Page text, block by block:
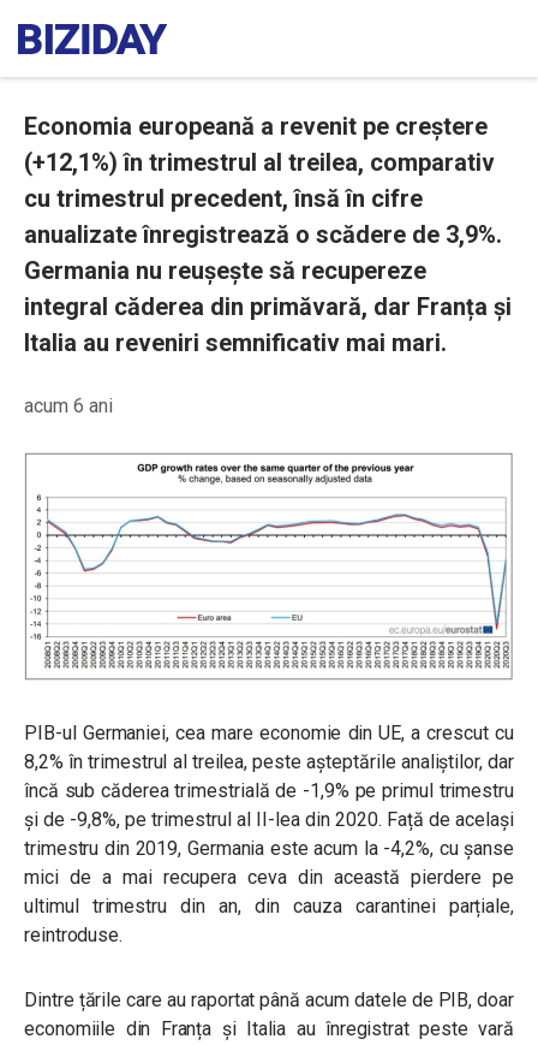
Economia europeană a revenit pe creștere
(+12,1%) în trimestrul al treilea, comparativ
cu trimestrul precedent, însă în cifre
anualizate înregistrează o scădere de 3,9%.
Germania nu reușește să recupereze
integral căderea din primăvară, dar Franța și
Italia au reveniri semnificativ mai mari.
acum 6 ani
PIB-ul Germaniei, cea mare economie din UE, a crescut cu
8,2% în trimestrul al treilea, peste așteptările analiștilor, dar
încă sub căderea trimestrială de -1,9% pe primul trimestru
și de -9,8%, pe trimestrul al II-lea din 2020. Față de același
trimestru din 2019, Germania este acum la -4,2%, cu șanse
mici de a mai recupera ceva din această pierdere pe
ultimul trimestru din an, din cauza carantinei parțiale,
reintroduse.
Dintre țările care au raportat până acum datele de PIB, doar
economiile din Franța și Italia au înregistrat peste vară